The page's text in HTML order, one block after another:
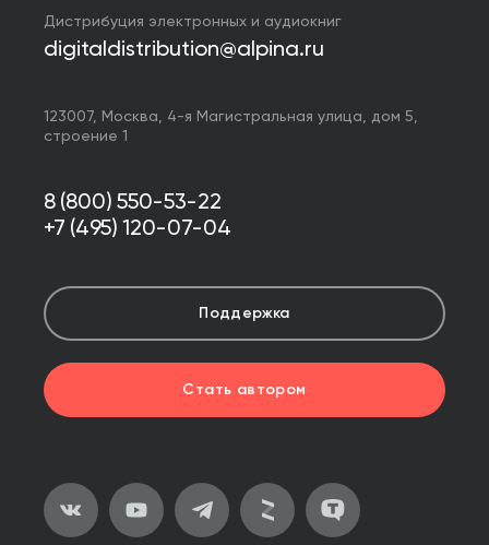
Дистрибуция электронных и аудиокниг
digitaldistribution@alpina.ru
123007, Москва, 4-я Магистральная улица, дом 5,
строение 1
8 (800) 550-53-22
+7 (495) 120-07-04
Поддержка
Стать автором